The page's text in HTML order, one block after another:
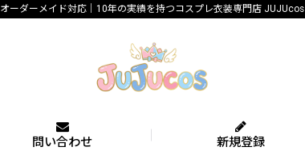
オーダーメイド対応｜10年の実績を持つコスプレ衣装専門店 JUJUcos
問い合わせ 新規登録